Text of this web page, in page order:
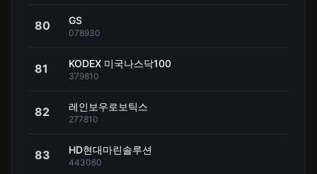
80 GS
078930
81 KODEX 미국나스닥100
379810
82 레인보우로보틱스
277810
83 HD현대마린솔루션
443060